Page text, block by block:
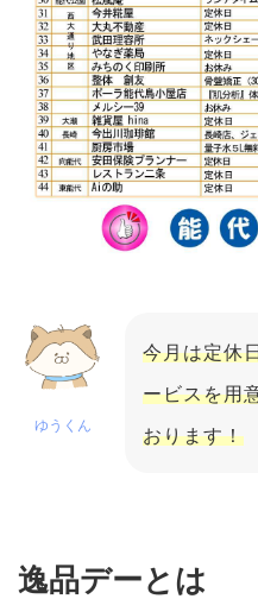
ゆうくん
今月は定休
ービスを用
おります！
逸品デーとは